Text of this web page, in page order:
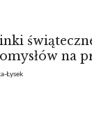
na
Łysek